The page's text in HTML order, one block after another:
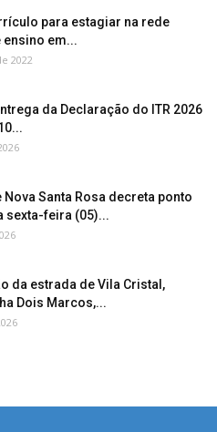
para estagiar na rede
em...
2022
da Declaração do ITR 2026
Nova Santa Rosa decreta ponto
sexta-feira (05)...
da estrada de Vila Cristal,
Dois Marcos,...